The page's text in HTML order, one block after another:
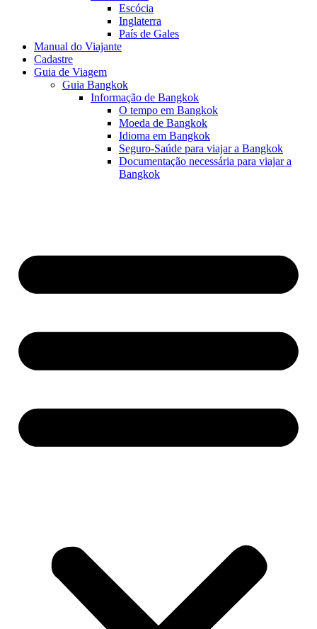
Escócia
Inglaterra
País de Gales
Manual do Viajante
Cadastre
Guia de Viagem
Guia Bangkok
Informação de Bangkok
O tempo em Bangkok
Moeda de Bangkok
Idioma em Bangkok
Seguro-Saúde para viajar a Bangkok
Documentação necessária para viajar a
Bangkok